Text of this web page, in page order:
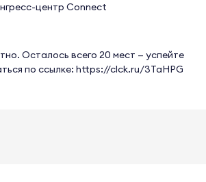
центр Connect
Осталось всего 20 мест — успейте
по ссылке: https://clck.ru/3TaHPG